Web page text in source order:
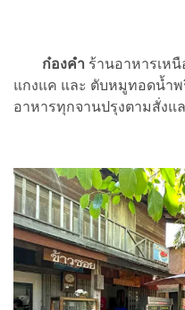
ก๋องคำ ร้านอาหารเห
แกงแค และ ตับหมูทอดน้ำ
อาหารทุกจานปรุงตามสั่งแ